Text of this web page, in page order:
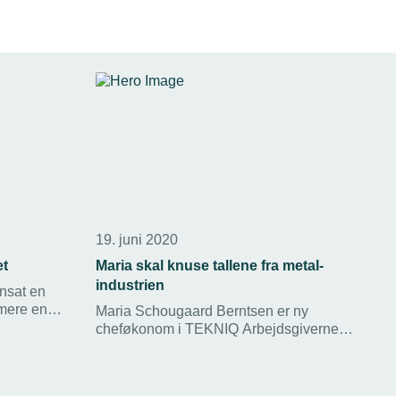
en
end
19. juni 2020
Maria skal knuse tallene fra metal-
industrien
Maria Schougaard Berntsen er ny
cheføkonom i TEKNIQ Arbejdsgiverne.